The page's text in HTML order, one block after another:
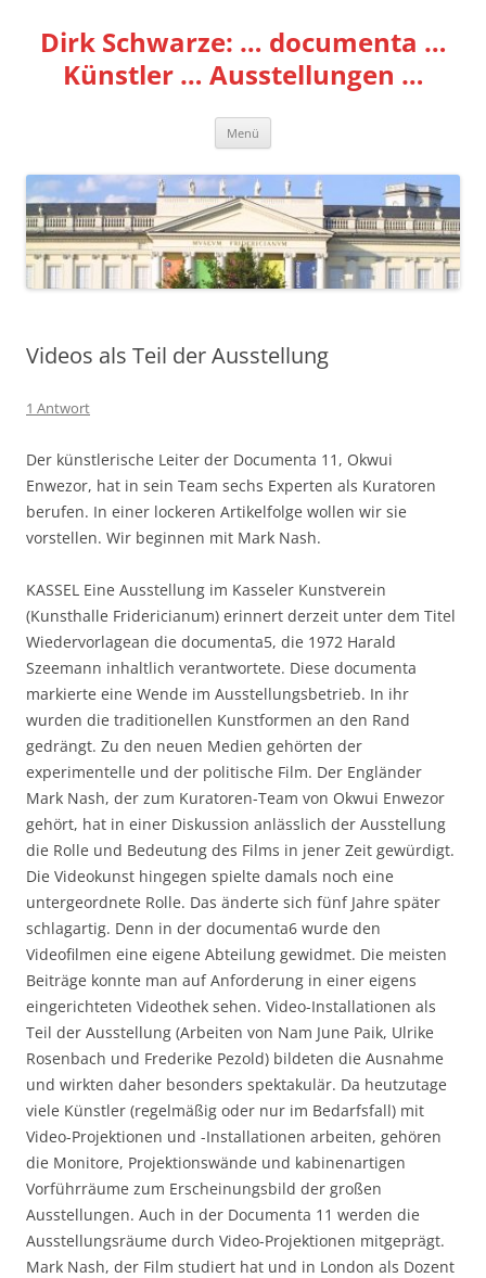
springen
Dirk Schwarze: … documenta …
Künstler … Ausstellungen …
Menü
Videos als Teil der Ausstellung
1 Antwort
Der künstlerische Leiter der Documenta 11, Okwui
Enwezor, hat in sein Team sechs Experten als Kuratoren
berufen. In einer lockeren Artikelfolge wollen wir sie
vorstellen. Wir beginnen mit Mark Nash.
KASSEL Eine Ausstellung im Kasseler Kunstverein
(Kunsthalle Fridericianum) erinnert derzeit unter dem Titel
Wiedervorlagean die documenta5, die 1972 Harald
Szeemann inhaltlich verantwortete. Diese documenta
markierte eine Wende im Ausstellungsbetrieb. In ihr
wurden die traditionellen Kunstformen an den Rand
gedrängt. Zu den neuen Medien gehörten der
experimentelle und der politische Film. Der Engländer
Mark Nash, der zum Kuratoren-Team von Okwui Enwezor
gehört, hat in einer Diskussion anlässlich der Ausstellung
die Rolle und Bedeutung des Films in jener Zeit gewürdigt.
Die Videokunst hingegen spielte damals noch eine
untergeordnete Rolle. Das änderte sich fünf Jahre später
schlagartig. Denn in der documenta6 wurde den
Videofilmen eine eigene Abteilung gewidmet. Die meisten
Beiträge konnte man auf Anforderung in einer eigens
eingerichteten Videothek sehen. Video-Installationen als
Teil der Ausstellung (Arbeiten von Nam June Paik, Ulrike
Rosenbach und Frederike Pezold) bildeten die Ausnahme
und wirkten daher besonders spektakulär. Da heutzutage
viele Künstler (regelmäßig oder nur im Bedarfsfall) mit
Video-Projektionen und -Installationen arbeiten, gehören
die Monitore, Projektionswände und kabinenartigen
Vorführräume zum Erscheinungsbild der großen
Ausstellungen. Auch in der Documenta 11 werden die
Ausstellungsräume durch Video-Projektionen mitgeprägt.
Mark Nash, der Film studiert hat und in London als Dozent